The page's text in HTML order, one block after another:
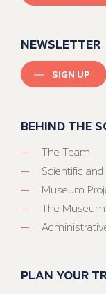
NEWSLETTER
SIGN UP
BEHIND THE
The Team
Scientific
Museum
The
PLAN YOUR